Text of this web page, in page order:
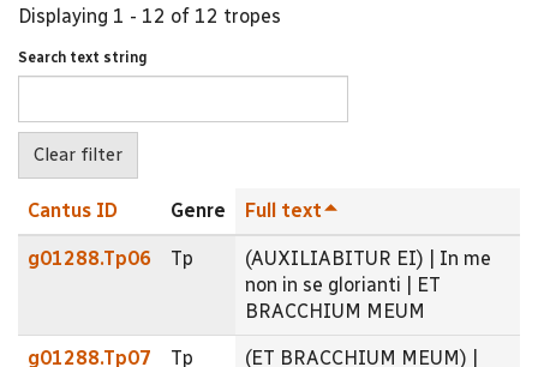
Displaying 1 - 12 of 12 tropes
Search text string
Cantus ID Genre Full text
g01288.Tp06 Tp
(AUXILIABITUR EI) | In me
non in se glorianti | ET
BRACCHIUM MEUM
g01288.Tp07 Tp (ET BRACCHIUM MEUM) |